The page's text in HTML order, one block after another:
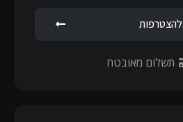
להצטרפות
תשלום מאובטח